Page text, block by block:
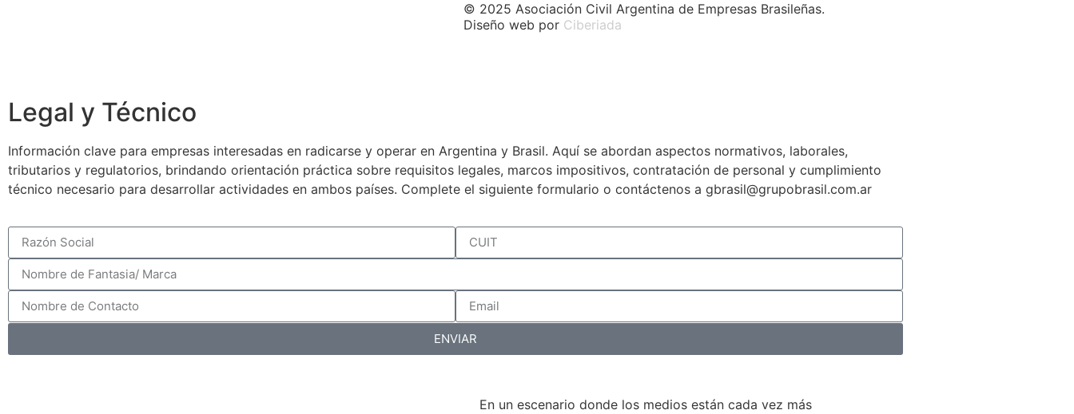
© 2025 Asociación Civil Argentina de Empresas Brasileñas.
Diseño web por Ciberiada
Legal y Técnico
Información clave para empresas interesadas en radicarse y operar en Argentina y Brasil. Aquí se abordan aspectos normativos, laborales,
tributarios y regulatorios, brindando orientación práctica sobre requisitos legales, marcos impositivos, contratación de personal y cumplimiento
técnico necesario para desarrollar actividades en ambos países. Complete el siguiente formulario o contáctenos a gbrasil@grupobrasil.com.ar
ENVIAR
En un escenario donde los medios están cada vez más